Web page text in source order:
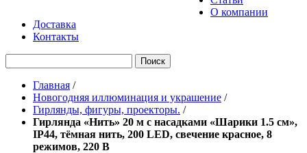
О компании
Доставка
Контакты
Поиск
Главная /
Новогодняя иллюминация и украшение /
Гирлянды, фигуры, проекторы. /
Гирлянда «Нить» 20 м с насадками «Шарики 1.5 см»,
IP44, тёмная нить, 200 LED, свечение красное, 8
режимов, 220 В